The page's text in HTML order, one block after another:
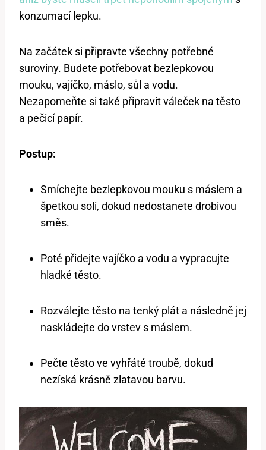
konzumací lepku.
Na začátek si připravte všechny potřebné
suroviny. Budete potřebovat bezlepkovou
mouku, vajíčko, máslo, sůl a vodu.
Nezapomeňte si také připravit váleček na těsto
a pečicí papír.
Postup:
Smíchejte bezlepkovou mouku s máslem a
špetkou soli, dokud nedostanete drobivou
směs.
Poté přidejte vajíčko a vodu a vypracujte
hladké těsto.
Rozválejte těsto na tenký plát a následně jej
naskládejte do vrstev s máslem.
Pečte těsto ve vyhřáté troubě, dokud
nezíská krásně zlatavou barvu.